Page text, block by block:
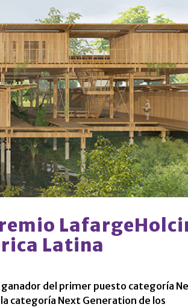
Latina
del primer puesto categoría
categoría Next Generation de los